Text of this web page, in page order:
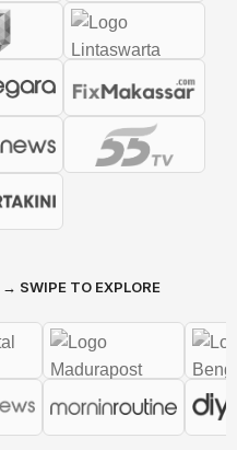
SWIPE TO EXPLORE